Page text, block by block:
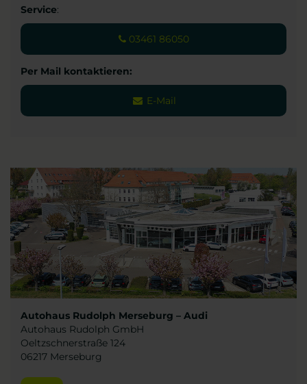
Service:
03461 86050
Per Mail kontaktieren:
E-Mail
Autohaus Rudolph Merseburg – Audi
Autohaus Rudolph GmbH
Oeltzschnerstraße 124
06217 Merseburg